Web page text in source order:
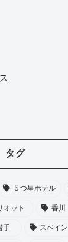
タグ
５つ星ホテル
オット 香川
手 スペイン